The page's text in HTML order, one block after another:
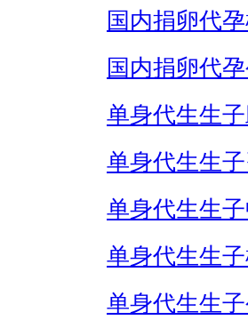
国内捐卵代
国内捐卵代孕
单身代生生
单身代生生
单身代生生
单身代生生
单身代生生子